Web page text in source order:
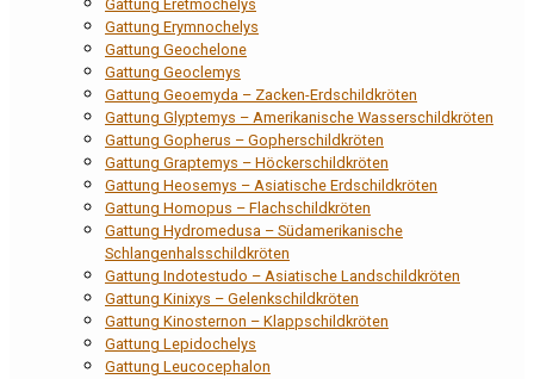
Gattung Eretmochelys
Gattung Erymnochelys
Gattung Geochelone
Gattung Geoclemys
Gattung Geoemyda – Zacken-Erdschildkröten
Gattung Glyptemys – Amerikanische Wasserschildkröten
Gattung Gopherus – Gopherschildkröten
Gattung Graptemys – Höckerschildkröten
Gattung Heosemys – Asiatische Erdschildkröten
Gattung Homopus – Flachschildkröten
Gattung Hydromedusa – Südamerikanische
Schlangenhalsschildkröten
Gattung Indotestudo – Asiatische Landschildkröten
Gattung Kinixys – Gelenkschildkröten
Gattung Kinosternon – Klappschildkröten
Gattung Lepidochelys
Gattung Leucocephalon